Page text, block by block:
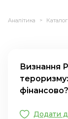
Аналітика >
Визнання
фінансово?
Додати